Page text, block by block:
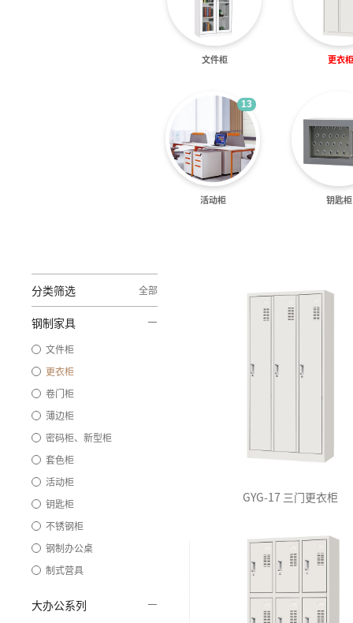
文件柜 更衣柜
13
活动柜 钥匙柜
分类筛选 全部
钢制家具
文件柜
更衣柜
卷门柜
薄边柜
密码柜、新型柜
套色柜
活动柜
钥匙柜
不锈钢柜
钢制办公桌
制式营具
大办公系列
GYG-17 三门更衣柜